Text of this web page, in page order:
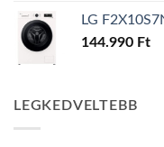
LG
144.990 Ft
LEGKEDVELTEBB